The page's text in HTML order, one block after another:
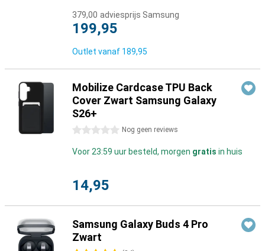
379,00 adviesprijs Samsung
199,95
Outlet vanaf 189,95
Mobilize Cardcase TPU Back
Cover Zwart Samsung Galaxy
S26+
0 sterren Nog geen reviews
Voor 23:59 uur besteld, morgen gratis in huis
14,95
Samsung Galaxy Buds 4 Pro
Zwart